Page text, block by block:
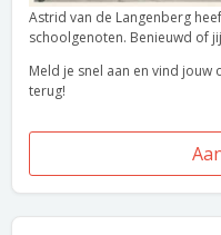
Astrid van de Langenberg
schoolgenoten. Benieuwd of
Meld je snel aan en vind
terug!